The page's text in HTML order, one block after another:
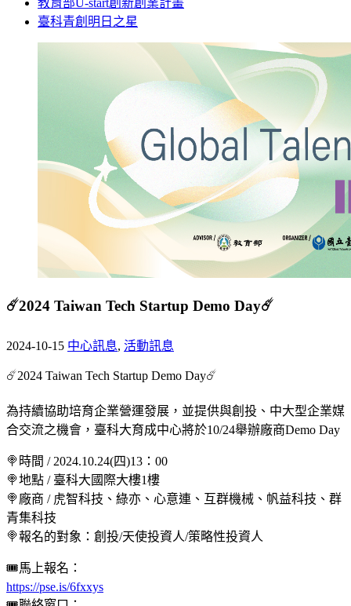
臺科青創明日之星
☄️2024 Taiwan Tech Startup Demo Day☄️
2024-10-15 中心訊息, 活動訊息
☄️2024 Taiwan Tech Startup Demo Day☄️
為持續協助培育企業營運發展，並提供與創投、中大型企業媒
合交流之機會，臺科大育成中心將於10/24舉辦廠商Demo Day
🍭時間 / 2024.10.24(四)13：00
🍭地點 / 臺科大國際大樓1樓
🍭廠商 / 虎智科技、綠亦、心意連、互群機械、帆益科技、群
青集科技
🍭報名的對象：創投/天使投資人/策略性投資人
🎟馬上報名：
https://pse.is/6fxxys